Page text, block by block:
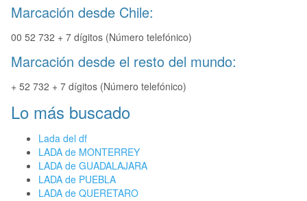
Marcación desde Chile:
00 52 732 + 7 dígitos (Número telefónico)
Marcación desde el resto del mundo:
+ 52 732 + 7 dígitos (Número telefónico)
Lo más buscado
Lada del df
LADA de MONTERREY
LADA de GUADALAJARA
LADA de PUEBLA
LADA de QUERETARO